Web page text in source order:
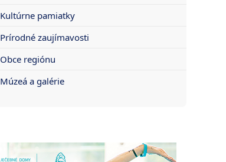
Kultúrne pamiatky
Prírodné zaujímavosti
Obce regiónu
Múzeá a galérie